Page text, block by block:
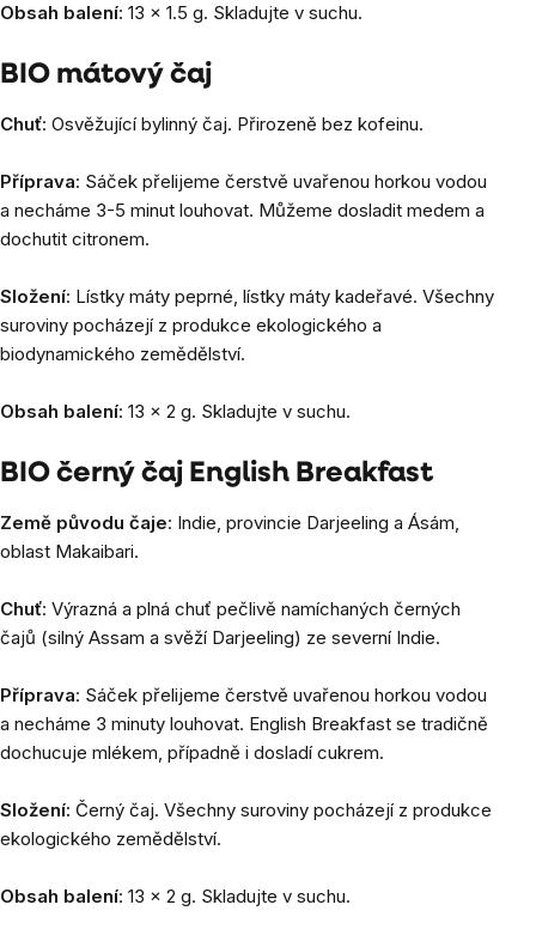
Obsah balení: 13 x 1.5 g. Skladujte v suchu.
BIO mátový čaj
Chuť: Osvěžující bylinný čaj. Přirozeně bez kofeinu.
Příprava: Sáček přelijeme čerstvě uvařenou horkou vodou
a necháme 3-5 minut louhovat. Můžeme dosladit medem a
dochutit citronem.
Složení: Lístky máty peprné, lístky máty kadeřavé. Všechny
suroviny pocházejí z produkce ekologického a
biodynamického zemědělství.
Obsah balení: 13 x 2 g. Skladujte v suchu.
BIO černý čaj English Breakfast
Země původu čaje: Indie, provincie Darjeeling a Ásám,
oblast Makaibari.
Chuť: Výrazná a plná chuť pečlivě namíchaných černých
čajů (silný Assam a svěží Darjeeling) ze severní Indie.
Příprava: Sáček přelijeme čerstvě uvařenou horkou vodou
a necháme 3 minuty louhovat. English Breakfast se tradičně
dochucuje mlékem, případně i dosladí cukrem.
Složení: Černý čaj. Všechny suroviny pocházejí z produkce
ekologického zemědělství.
Obsah balení: 13 x 2 g. Skladujte v suchu.